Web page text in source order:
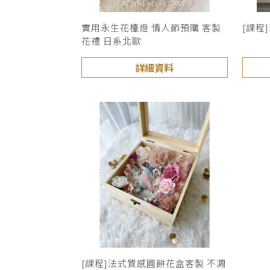
實用永生花檯燈 情人節預購 客製
花禮 日系北歐
詳細資料
[課程
[課程]法式質感圓餅花盒客製 不凋